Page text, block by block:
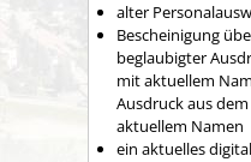
alter
Bescheinigung
beglaubigter
mit aktuellem
Ausdruck aus
aktuellem Namen
ein aktuelles